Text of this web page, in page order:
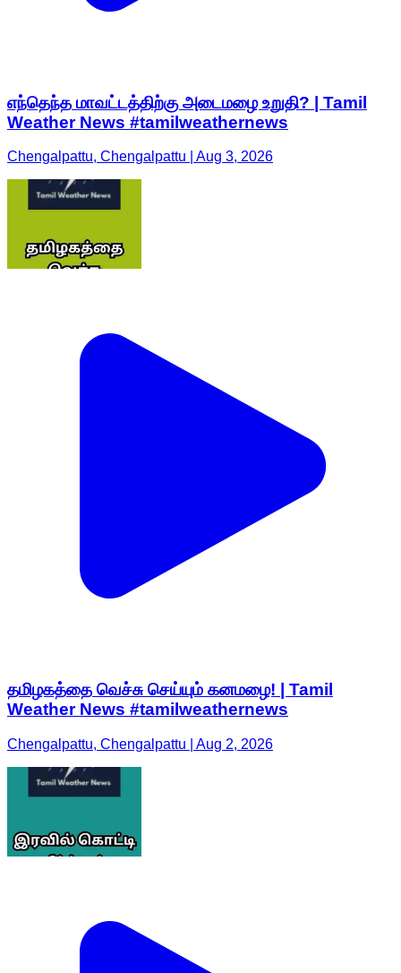
எந்தெந்த மாவட்டத்திற்கு அடைமழை உறுதி? | Tamil
Weather News #tamilweathernews
Chengalpattu, Chengalpattu | Aug 3, 2026
தமிழகத்தை வெச்சு செய்யும் கனமழை! | Tamil
Weather News #tamilweathernews
Chengalpattu, Chengalpattu | Aug 2, 2026